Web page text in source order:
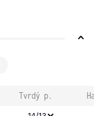
Tvrdý p.